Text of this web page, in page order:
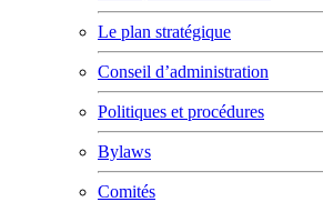
Le plan stratégique
Conseil d’administration
Politiques et procédures
Bylaws
Comités